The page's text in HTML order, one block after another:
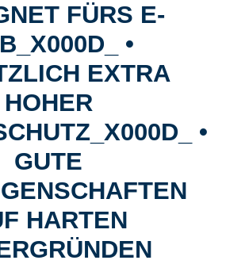
FÜRS E-MT
• ZU
EXTRA HO
HER PA
• GU
TE RO
AU
UN